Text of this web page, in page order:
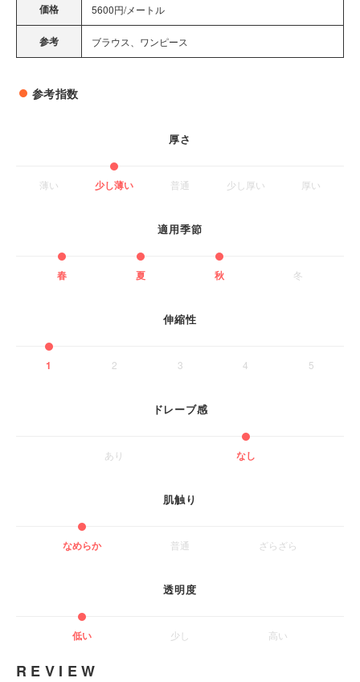
価格 5600円/メートル
参考 ブラウス、ワンピース
参考指数
厚さ
薄い 少し薄い 普通 少し厚い 厚い
適用季節
春 夏 秋 冬
伸縮性
1 2 3 4 5
ドレーブ感
あり なし
肌触り
なめらか 普通 ざらざら
透明度
低い 少し 高い
REVIEW